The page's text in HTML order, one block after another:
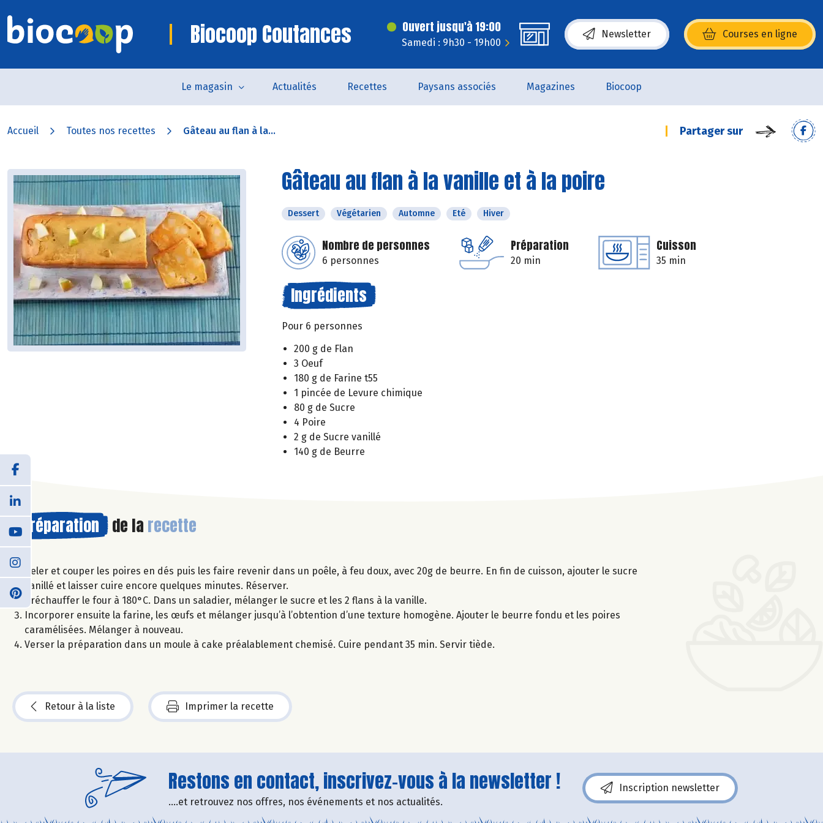
Biocoop Coutances Ouvert jusqu'à 19:00
Samedi : 9h30 - 19h00
Newsletter Courses en ligne
(s’ouvre dans une nouvelle fenêtre)
Le magasin Actualités Recettes Paysans associés Magazines Biocoop
Accueil Toutes nos recettes Gâteau au flan à la... Partager sur
Gâteau au flan à la vanille et à la poire
Dessert Végétarien Automne Eté Hiver
Nombre de personnes
6 personnes
Préparation
20 min
Cuisson
35 min
Ingrédients
Pour 6 personnes
200 g de Flan
3 Oeuf
180 g de Farine t55
1 pincée de Levure chimique
80 g de Sucre
4 Poire
2 g de Sucre vanillé
140 g de Beurre
Préparation de la recette
Peler et couper les poires en dés puis les faire revenir dans un poêle, à feu doux, avec 20g de beurre. En fin de cuisson, ajouter le sucre
vanillé et laisser cuire encore quelques minutes. Réserver.
Préchauffer le four à 180°C. Dans un saladier, mélanger le sucre et les 2 flans à la vanille.
Incorporer ensuite la farine, les œufs et mélanger jusqu’à l’obtention d’une texture homogène. Ajouter le beurre fondu et les poires
caramélisées. Mélanger à nouveau.
Verser la préparation dans un moule à cake préalablement chemisé. Cuire pendant 35 min. Servir tiède.
Retour à la liste Imprimer la recette
Restons en contact, inscrivez-vous à la newsletter !
....et retrouvez nos offres, nos événements et nos actualités.
Inscription newsletter